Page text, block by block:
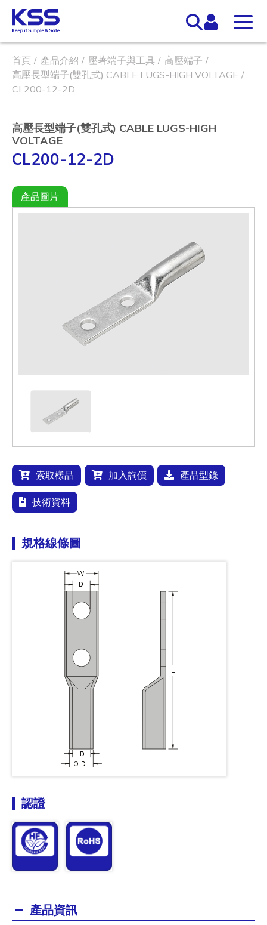
首頁 產品介紹 壓著端子與工具
高壓端子
高壓長型端子(雙孔式) CABLE LUGS-HIGH VOLTAGE
CL200-12-2D
高壓長型端子(雙孔式) CABLE LUGS-HIGH
VOLTAGE
CL200-12-2D
產品圖片
索取樣品 加入詢價 產品型錄
技術資料
規格線條圖
認證
產品資訊